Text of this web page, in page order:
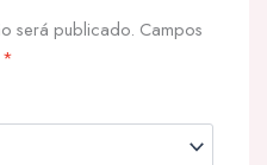
será publicado. Campos
*